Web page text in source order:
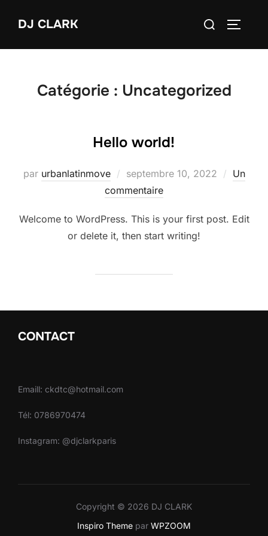
DJ CLARK Rechercher :
Catégorie : Uncategorized
Hello world!
par urbanlatinmove
Publié
le
septembre 10, 2022
Un
commentaire
Welcome to WordPress. This is your first post. Edit
or delete it, then start writing!
CONTACT
Emaill: ckdtc@hotmail.com
Tél: 0786970474
Instagram: @djclarkparis
Copyright © 2026 DJ CLARK
Inspiro Theme par WPZOOM